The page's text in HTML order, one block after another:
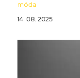
móda
14. 08. 2025